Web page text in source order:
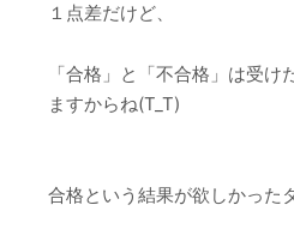
１点差だけど、
「合格」と「不合格」は受
ますからね(T_T)
合格という結果が欲しかった